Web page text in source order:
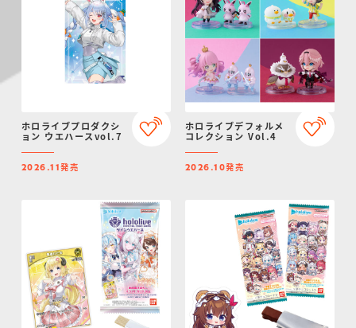
ホロライブプロダクシ
ョン ウエハースvol.7
2026.11発売
ホロライブデフォルメ
コレクション Vol.4
2026.10発売